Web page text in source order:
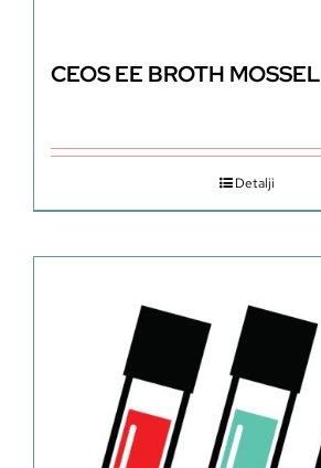
CEOS EE BROTH MOSSEL
Detalji